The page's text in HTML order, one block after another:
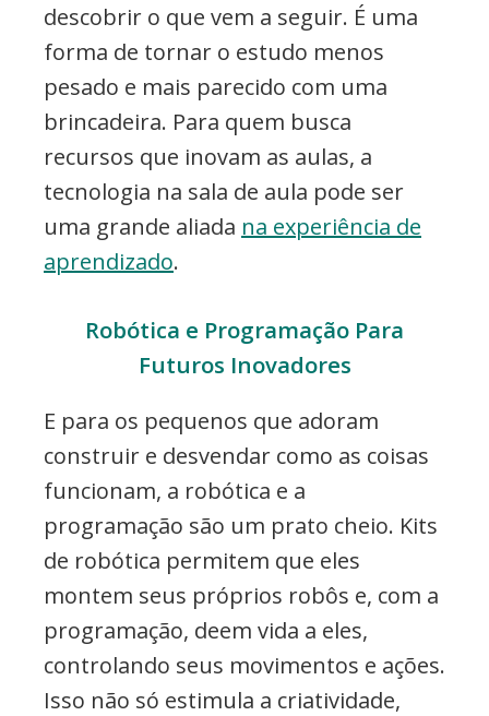
descobrir o que vem a seguir. É uma
forma de tornar o estudo menos
pesado e mais parecido com uma
brincadeira. Para quem busca
recursos que inovam as aulas, a
tecnologia na sala de aula pode ser
uma grande aliada na experiência de
aprendizado.
Robótica e Programação Para
Futuros Inovadores
E para os pequenos que adoram
construir e desvendar como as coisas
funcionam, a robótica e a
programação são um prato cheio. Kits
de robótica permitem que eles
montem seus próprios robôs e, com a
programação, deem vida a eles,
controlando seus movimentos e ações.
Isso não só estimula a criatividade,